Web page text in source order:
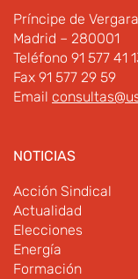
Príncipe de
Madrid – 280001
Teléfono 91 577 41
Fax 91 577 29 59
Email
NOTICIAS
Acción Sindical
Actualidad
Elecciones
Energía
Formación